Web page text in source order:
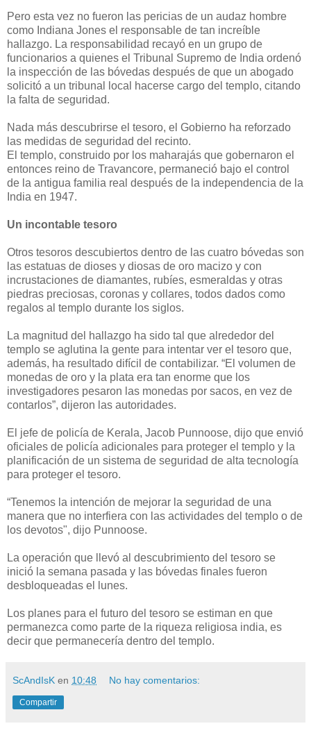
Pero esta vez no fueron las pericias de un audaz hombre
como Indiana Jones el responsable de tan increíble
hallazgo. La responsabilidad recayó en un grupo de
funcionarios a quienes el Tribunal Supremo de India ordenó
la inspección de las bóvedas después de que un abogado
solicitó a un tribunal local hacerse cargo del templo, citando
la falta de seguridad.
Nada más descubrirse el tesoro, el Gobierno ha reforzado
las medidas de seguridad del recinto.
El templo, construido por los maharajás que gobernaron el
entonces reino de Travancore, permaneció bajo el control
de la antigua familia real después de la independencia de la
India en 1947.
Un incontable tesoro
Otros tesoros descubiertos dentro de las cuatro bóvedas son
las estatuas de dioses y diosas de oro macizo y con
incrustaciones de diamantes, rubíes, esmeraldas y otras
piedras preciosas, coronas y collares, todos dados como
regalos al templo durante los siglos.
La magnitud del hallazgo ha sido tal que alrededor del
templo se aglutina la gente para intentar ver el tesoro que,
además, ha resultado difícil de contabilizar. “El volumen de
monedas de oro y la plata era tan enorme que los
investigadores pesaron las monedas por sacos, en vez de
contarlos”, dijeron las autoridades.
El jefe de policía de Kerala, Jacob Punnoose, dijo que envió
oficiales de policía adicionales para proteger el templo y la
planificación de un sistema de seguridad de alta tecnología
para proteger el tesoro.
“Tenemos la intención de mejorar la seguridad de una
manera que no interfiera con las actividades del templo o de
los devotos", dijo Punnoose.
La operación que llevó al descubrimiento del tesoro se
inició la semana pasada y las bóvedas finales fueron
desbloqueadas el lunes.
Los planes para el futuro del tesoro se estiman en que
permanezca como parte de la riqueza religiosa india, es
decir que permanecería dentro del templo.
ScAndIsK en 10:48 No hay comentarios:
Compartir